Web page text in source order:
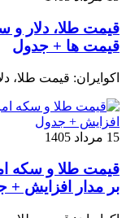
قیمت ها + جدول
اکوایران: قیمت طلا،
15 مرداد 1405
بر مدار افزایش +